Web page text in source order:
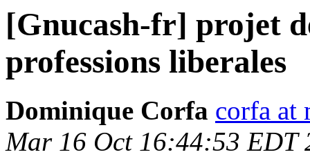
[Gnucash-fr] projet
professions liberales
Dominique Corfa corfa at
Mar 16 Oct 16:44:53 EDT